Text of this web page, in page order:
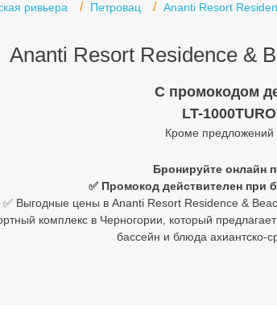
ривьера Петровац Ananti Resort
Ananti Resort Residence &
C промокодом
LT-
Кроме предложений
Бронируйте онлайн
✅ Промокод действителен при
✅ Выгодные цены в Ananti Resort Residence &
комплекс в Черногории, который
бассейн и блюда ахиантско-